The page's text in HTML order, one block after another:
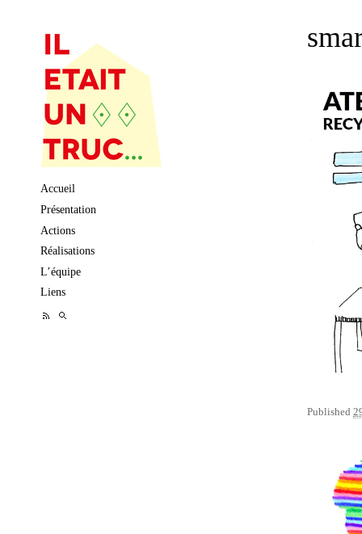
Skip to content
Accueil
Présentation
Actions
Réalisations
L’équipe
Liens
Published